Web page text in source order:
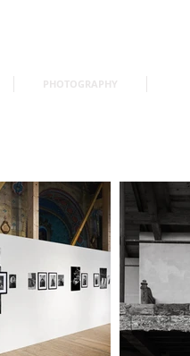
PHOTOGRAPHY